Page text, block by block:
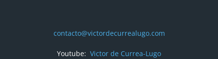
contacto@victordecurrealugo.com
Youtube: Victor de Currea-Lugo